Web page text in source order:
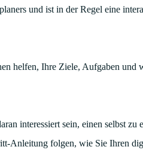
und ist in der Regel eine
helfen, Ihre Ziele, Aufgaben und
interessiert sein, einen selbst
Anleitung folgen, wie Sie Ihren